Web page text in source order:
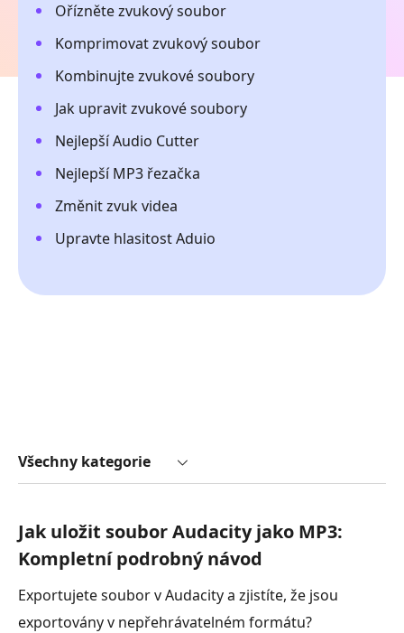
Ořízněte zvukový soubor
Komprimovat zvukový soubor
Kombinujte zvukové soubory
Jak upravit zvukové soubory
Nejlepší Audio Cutter
Nejlepší MP3 řezačka
Změnit zvuk videa
Upravte hlasitost Aduio
Všechny kategorie
Jak uložit soubor Audacity jako MP3:
Kompletní podrobný návod
Exportujete soubor v Audacity a zjistíte, že jsou
exportovány v nepřehrávatelném formátu?